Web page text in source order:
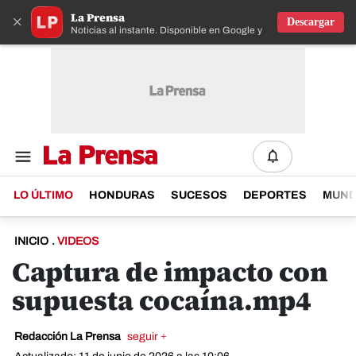
× La Prensa
Noticias al instante. Disponible en Google y IOS
Descargar
LO ÚLTIMO HONDURAS SUCESOS DEPORTES
INICIO . VIDEOS
Captura de impacto con
supuesta cocaína.mp4
Redacción La Prensa seguir +